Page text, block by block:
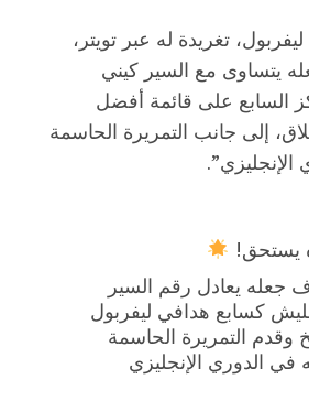
تغريدة له عبر تويتر،
يتساوى مع السير كيني
السابع على قائمة أفضل
إلى جانب التمريرة الحاسمة
يستحق!
يعادل رقم السير
كسابع هدافي ليفربول
وقدم التمريرة الحاسمة
50 له في الدوري الإنجليزي